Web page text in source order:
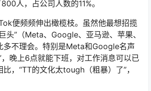
人，占公司人数的11%。
便频频伸出橄榄枝。虽然他最想招揽
”（Meta、Google、亚马逊、苹果、
多不理会。特别是Meta和Google名声
，晚上6点就能下班，对工作消息可以已
，“TT的文化太tough（粗暴）了”，